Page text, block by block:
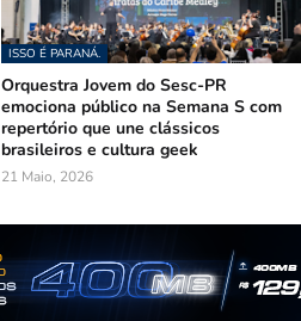
ISSO É PARANÁ.
Orquestra Jovem do Sesc-PR
emociona público na Semana S com
repertório que une clássicos
brasileiros e cultura geek
21 Maio, 2026